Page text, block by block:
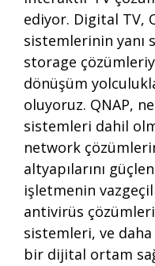
ediyor. Digital TV,
sistemlerinin yanı
storage
dönüşüm
oluyoruz. QNAP,
sistemleri dahil
network
altyapılarını
işletmenin
antivirüs
sistemleri, ve daha
bir dijital ortam